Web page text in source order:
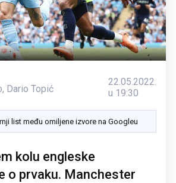
, Dario Topić
22.05.2022.
u 19:30
list među omiljene izvore na Googleu
kolu engleske
o prvaku. Manchester